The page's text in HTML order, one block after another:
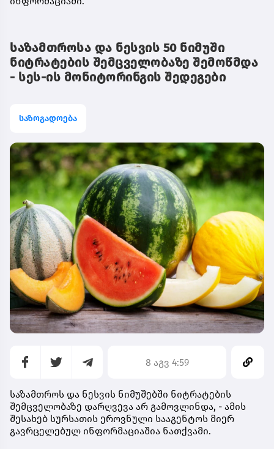
საზამთროსა და ნესვის 50 ნიმუში
ნიტრატების შემცველობაზე შემოწმდა
- სეს-ის მონიტორინგის შედეგები
საზოგადოება
8 აგვ 4:59
საზამთროს და ნესვის ნიმუშებში ნიტრატების
შემცველობაზე დარღვევა არ გამოვლინდა, - ამის
შესახებ სურსათის ეროვნული სააგენტოს მიერ
გავრცელებულ ინფორმაციაშია ნათქვამი.